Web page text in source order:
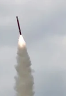
hè Khoa học
Kong